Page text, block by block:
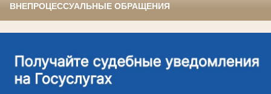
ВНЕПРОЦЕССУАЛЬНЫЕ ОБРАЩЕНИЯ